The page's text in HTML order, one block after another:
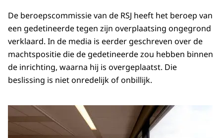
De beroepscommissie van de RSJ heeft het beroep van
een gedetineerde tegen zijn overplaatsing ongegrond
verklaard. In de media is eerder geschreven over de
machtspositie die de gedetineerde zou hebben binnen
de inrichting, waarna hij is overgeplaatst. Die
beslissing is niet onredelijk of onbillijk.